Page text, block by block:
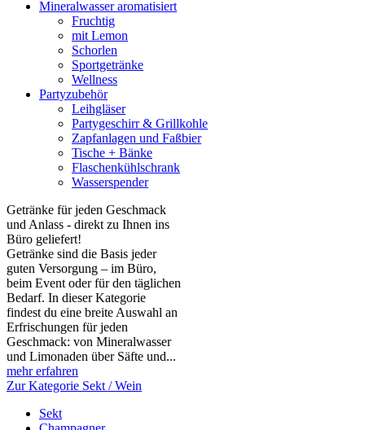
Mineralwasser aromatisiert
Fruchtig
mit Lemon
Schorlen
Sportgetränke
Wellness
Partyzubehör
Leihgläser
Partygeschirr & Grillkohle
Zapfanlagen und Faßbier
Tische + Bänke
Flaschenkühlschrank
Wasserspender
Getränke für jeden Geschmack
und Anlass - direkt zu Ihnen ins
Büro geliefert!
Getränke sind die Basis jeder
guten Versorgung – im Büro,
beim Event oder für den täglichen
Bedarf. In dieser Kategorie
findest du eine breite Auswahl an
Erfrischungen für jeden
Geschmack: von Mineralwasser
und Limonaden über Säfte und...
mehr erfahren
Zur Kategorie Sekt / Wein
Sekt